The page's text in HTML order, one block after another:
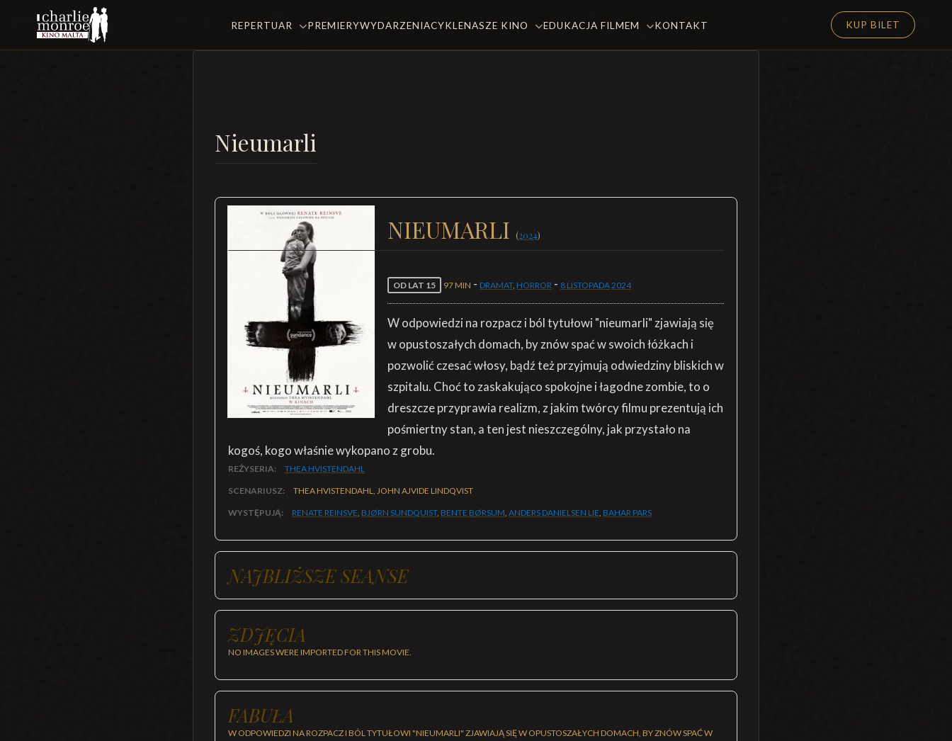
REPERTUAR PREMIERYWYDARZENIACYKLENASZE KINO EDUKACJA FILMEM KONTAKT KUP BILET
Nieumarli
NIEUMARLI (2024)
OD LAT 15 97 MIN - DRAMAT, HORROR - 8 LISTOPADA2024
W odpowiedzi na rozpacz i ból tytułowi "nieumarli" zjawiają się
w opustoszałych domach, by znów spać w swoich łóżkach i
pozwolić czesać włosy, bądź też przyjmują odwiedziny bliskich w
szpitalu. Choć to zaskakująco spokojne i łagodne zombie, to o
dreszcze przyprawia realizm, z jakim twórcy filmu prezentują ich
pośmiertny stan, a ten jest nieszczególny, jak przystało na
kogoś, kogo właśnie wykopano z grobu.
REŻYSERIA: THEA HVISTENDAHL
SCENARIUSZ: THEA HVISTENDAHL, JOHN AJVIDE LINDQVIST
WYSTĘPUJĄ: RENATE REINSVE, BJØRN SUNDQUIST, BENTE BØRSUM, ANDERS DANIELSEN LIE, BAHAR PARS
NAJBLIŻSZE SEANSE
ZDJĘCIA
NO IMAGES WERE IMPORTED FOR THIS MOVIE.
FABUŁA
W ODPOWIEDZI NA ROZPACZ I BÓL TYTUŁOWI "NIEUMARLI" ZJAWIAJĄ SIĘ W OPUSTOSZAŁYCH DOMACH, BY ZNÓW SPAĆ W